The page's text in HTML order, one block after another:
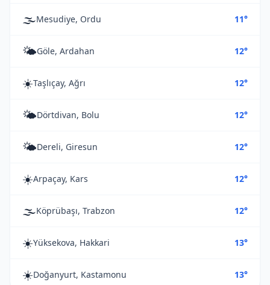
🌫️Mesudiye, Ordu 11°
🌤️Göle, Ardahan 12°
☀️Taşlıçay, Ağrı 12°
🌤️Dörtdivan, Bolu 12°
🌤️Dereli, Giresun 12°
☀️Arpaçay, Kars 12°
🌫️Köprübaşı, Trabzon 12°
☀️Yüksekova, Hakkari 13°
☀️Doğanyurt, Kastamonu 13°